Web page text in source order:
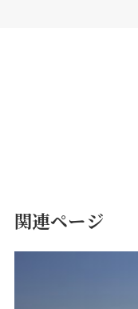
関連ページ